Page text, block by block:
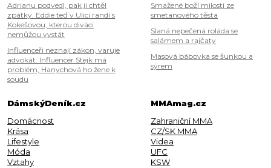
Adrianu podvedl, pak ji chtěl
zpátky. Eddie teď v Ulici randí s
Kokešovou, kterou diváci
nemůžou vystát
Influenceři neznají zákon, varuje
advokát. Influencer Stejk má
problém, Hanychová ho žene k
soudu
Smažené boží milosti ze
smetanového těsta
Slaná nepečená roláda se
salámem a rajčaty
Masová bábovka se šunkou a
sýrem
DámskýDeník.cz
Domácnost
Krása
Lifestyle
Móda
Vztahy
MMAmag.cz
Zahraniční MMA
CZ/SK MMA
Videa
UFC
KSW